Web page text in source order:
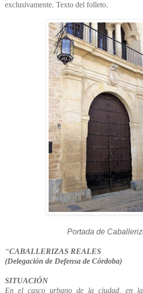
exclusivamente. Texto del folleto.
Portada de
“CABALLERIZAS REALES
(Delegación de Defensa de Córdoba)
SITUACIÓN
En el casco urbano de la ciudad, en